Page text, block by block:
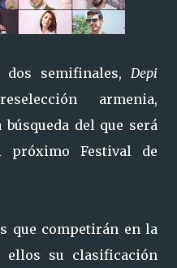
semifinales, Depi
armenia,
del que será
próximo Festival de
que competirán en la
ellos su clasificación